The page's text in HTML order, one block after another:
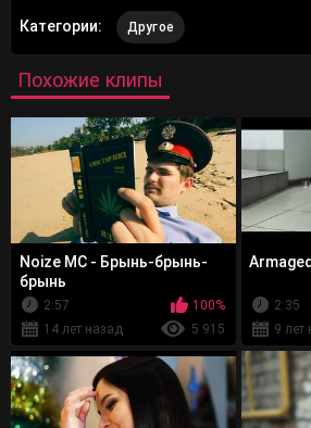
Категории: Другое
Похожие клипы
Noize MC - Брынь-брынь-
брынь
2:57
100%
14 лет назад
5 915
2:35
9 лет